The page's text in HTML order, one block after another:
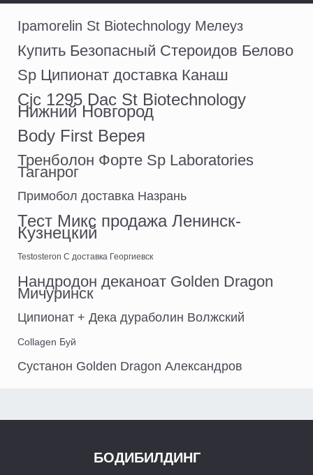
Ipamorelin St Biotechnology Мелеуз
Купить Безопасный Стероидов Белово
Sp Ципионат доставка Канаш
Cjc 1295 Dac St Biotechnology
Нижний Новгород
Body First Верея
Тренболон Форте Sp Laboratories
Таганрог
Примобол доставка Назрань
Тест Микс продажа Ленинск-
Кузнецкий
Testosteron C доставка Георгиевск
Нандродон деканоат Golden Dragon
Мичуринск
Ципионат + Дека дураболин Волжский
Collagen Буй
Сустанон Golden Dragon Александров
БОДИБИЛДИНГ